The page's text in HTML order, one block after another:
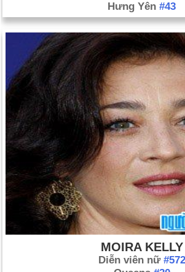
Hưng Yên #43
MOIRA KELLY
Diễn viên nữ #572